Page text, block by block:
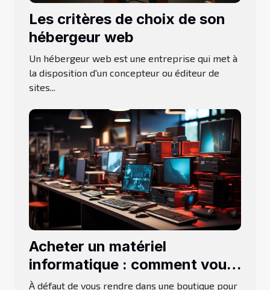
Les critères de choix de son
hébergeur web
Un hébergeur web est une entreprise qui met à
la disposition d'un concepteur ou éditeur de
sites...
Acheter un matériel
informatique : comment vous
servir d’un comparateur pour
À défaut de vous rendre dans une boutique pour